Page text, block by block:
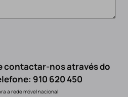
contactar-nos através do
910 620 450
a rede móvel nacional